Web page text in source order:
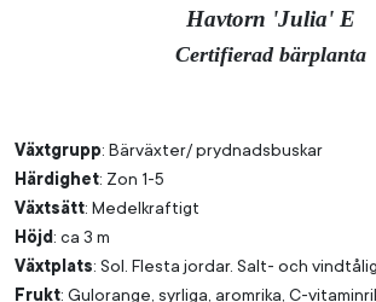
Havtorn 'Julia' E
Certifierad bärplanta
Växtgrupp: Bärväxter/ prydnadsbuskar
Härdighet: Zon 1-5
Växtsätt: Medelkraftigt
Höjd: ca 3 m
Växtplats: Sol. Flesta jordar. Salt- och
Frukt: Gulorange, syrliga, aromrika, C-